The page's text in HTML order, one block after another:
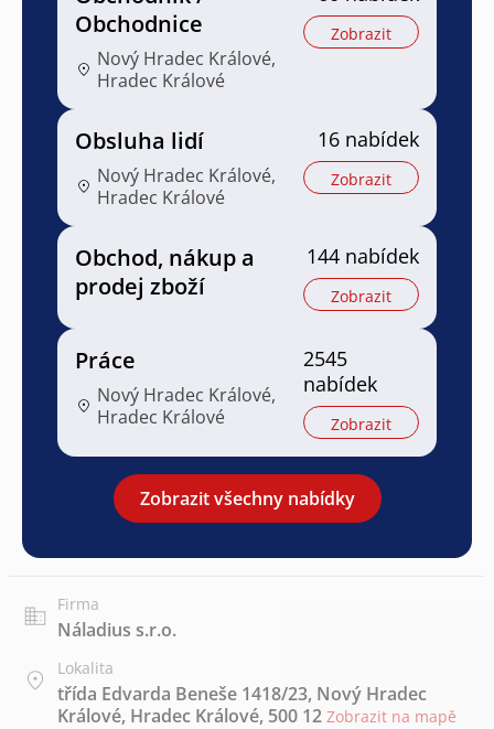
Obchodnice
Nový Hradec Králové,
Hradec Králové
Zobrazit
Obsluha lidí
Nový Hradec Králové,
Hradec Králové
16 nabídek
Zobrazit
Obchod, nákup a
prodej zboží
144 nabídek
Zobrazit
Práce
Nový Hradec Králové,
Hradec Králové
2545
nabídek
Zobrazit
Zobrazit všechny nabídky
Firma
Náladius s.r.o.
Lokalita
třída Edvarda Beneše 1418/23, Nový Hradec
Králové, Hradec Králové, 500 12 Zobrazit na mapě